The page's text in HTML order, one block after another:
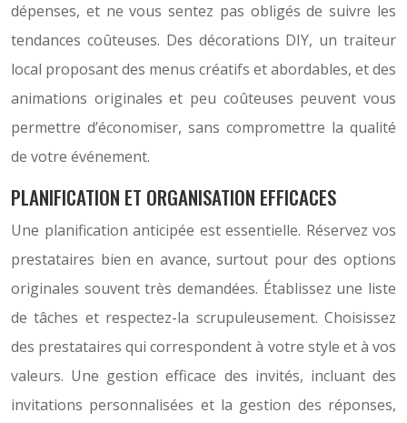
dépenses, et ne vous sentez pas obligés de suivre les
tendances coûteuses. Des décorations DIY, un traiteur
local proposant des menus créatifs et abordables, et des
animations originales et peu coûteuses peuvent vous
permettre d’économiser, sans compromettre la qualité
de votre événement.
PLANIFICATION ET ORGANISATION EFFICACES
Une planification anticipée est essentielle. Réservez vos
prestataires bien en avance, surtout pour des options
originales souvent très demandées. Établissez une liste
de tâches et respectez-la scrupuleusement. Choisissez
des prestataires qui correspondent à votre style et à vos
valeurs. Une gestion efficace des invités, incluant des
invitations personnalisées et la gestion des réponses,